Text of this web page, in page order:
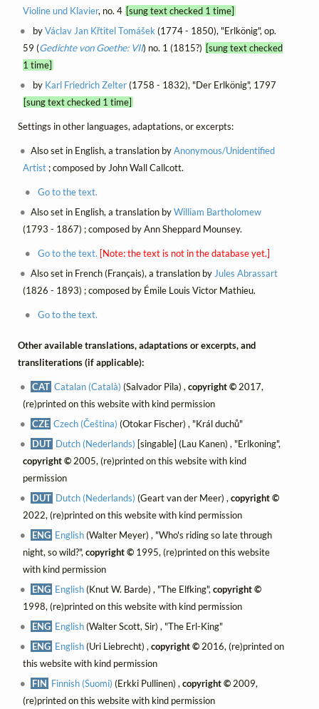
Violine und Klavier, no. 4 [sung text checked 1 time]
byVáclav Jan Křtitel Tomášek (1774 - 1850), "Erlkönig", op.
59 (Gedichte von Goethe: VII) no. 1 (1815?) [sung text checked
1 time]
by Karl Friedrich Zelter(1758 - 1832), "Der Erlkönig", 1797
[sung text checked 1 time]
Settings in other languages, adaptations, or excerpts:
Also set in English, a translation byAnonymous/Unidentified
Artist; composed by John Wall Callcott.
Go to the text.
Also set in English, a translation byWilliam Bartholomew
(1793 - 1867) ; composed by Ann Sheppard Mounsey.
Go to the text. [Note: the text is not in the database yet.]
Also set in French (Français), a translation byJules Abrassart
(1826 - 1893) ; composed by Émile Louis Victor Mathieu.
Go to the text.
Other available translations, adaptations or excerpts, and
transliterations (if applicable):
CAT Catalan (Català) (Salvador Pila) ,copyright © 2017,
(re)printed on this website with kind permission
CZE Czech (Čeština) (Otokar Fischer) , "Král duchů"
DUT Dutch (Nederlands) [singable] (Lau Kanen) , "Erlkoning",
copyright ©2005, (re)printed on this website with kind
permission
DUT Dutch (Nederlands) (Geart van der Meer) ,copyright ©
2022, (re)printed on this website with kind permission
ENG English(Walter Meyer) , "Who's riding so late through
night, so wild?", copyright ©1995, (re)printed on this website
with kind permission
ENG English(Knut W. Barde) , "The Elfking",copyright ©
1998, (re)printed on this website with kind permission
ENG English(Walter Scott, Sir) , "The Erl-King"
ENG English(Uri Liebrecht) ,copyright © 2016, (re)printed on
this website with kind permission
FIN Finnish (Suomi) (Erkki Pullinen) ,copyright © 2009,
(re)printed on this website with kind permission